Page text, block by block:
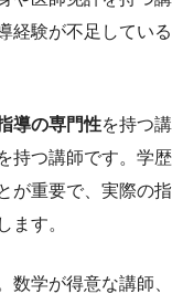
経験が不足している
導の専門性を持つ講
持つ講師です。学歴
が重要で、実際の指
ます。
数学が得意な講師、